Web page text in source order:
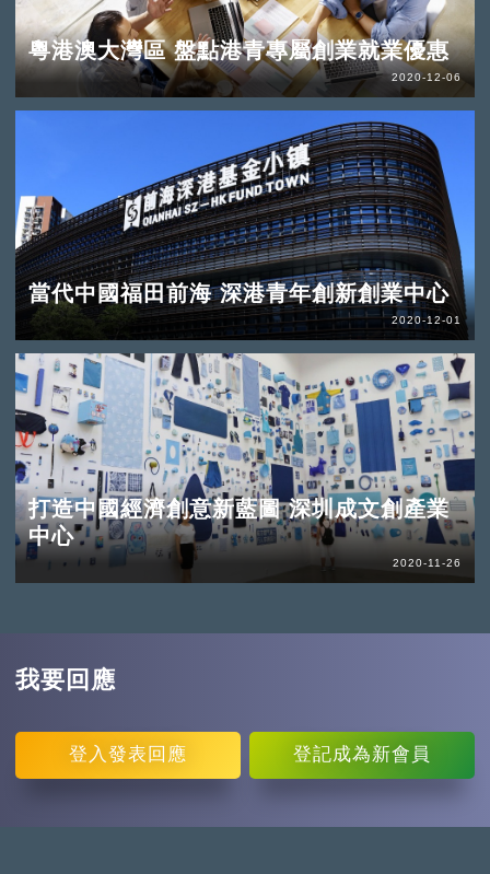
粵港澳大灣區 盤點港青專屬創業就業優惠
2020-12-06
當代中國福田前海 深港青年創新創業中心
2020-12-01
打造中國經濟創意新藍圖 深圳成文創產業
中心
2020-11-26
我要回應
登入 發表回應 登記成為新會員